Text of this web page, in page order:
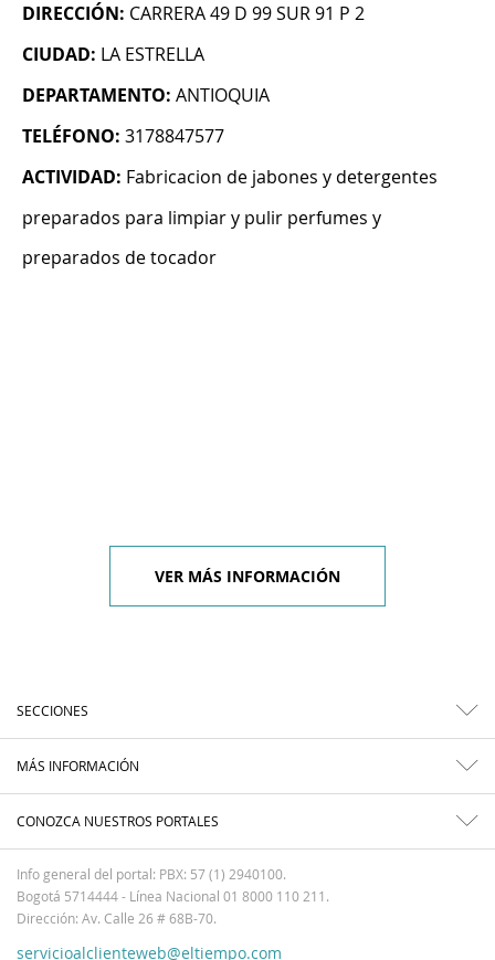
DIRECCIÓN: CARRERA 49 D 99 SUR 91 P 2
CIUDAD: LA ESTRELLA
DEPARTAMENTO: ANTIOQUIA
TELÉFONO: 3178847577
ACTIVIDAD: Fabricacion de jabones y detergentes
preparados para limpiar y pulir perfumes y
preparados de tocador
VER MÁS INFORMACIÓN
SECCIONES
MÁS INFORMACIÓN
CONOZCA NUESTROS PORTALES
Info general del portal: PBX: 57 (1) 2940100.
Bogotá 5714444 - Línea Nacional 01 8000 110 211.
Dirección: Av. Calle 26 # 68B-70.
servicioalclienteweb@eltiempo.com